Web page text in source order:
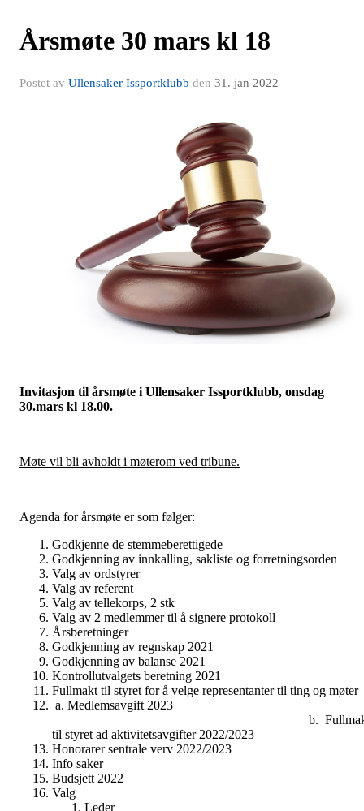
Årsmøte 30 mars kl 18
Postet av Ullensaker Issportklubb den 31. jan 2022
Invitasjon til årsmøte i Ullensaker Issportklubb, onsdag
30.mars kl 18.00.
Møte vil bli avholdt i møterom ved tribune.
Agenda for årsmøte er som følger:
Godkjenne de stemmeberettigede
Godkjenning av innkalling, sakliste og forretningsorden
Valg av ordstyrer
Valg av referent
Valg av tellekorps, 2 stk
Valg av 2 medlemmer til å signere protokoll
Årsberetninger
Godkjenning av regnskap 2021
Godkjenning av balanse 2021
Kontrollutvalgets beretning 2021
Fullmakt til styret for å velge representanter til ting og møter
a. Medlemsavgift
b.
til styret ad aktivitetsavgifter 2022/2023
Honorarer sentrale verv 2022/2023
Info saker
Budsjett 2022
Valg
Leder